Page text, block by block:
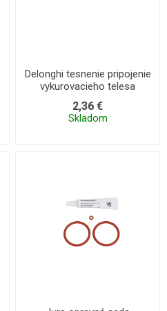
Delonghi tesnenie pripojenie
vykurovacieho telesa
2,36 €
Skladom